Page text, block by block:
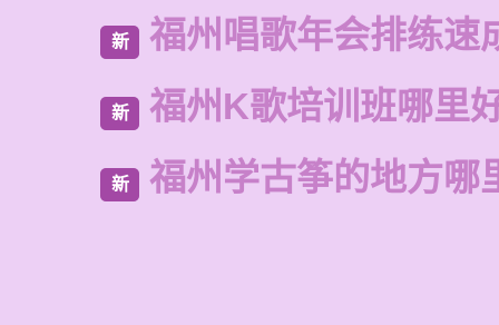
新 福州唱歌年会排练速
新 福州K歌培训班哪里
新 福州学古筝的地方哪